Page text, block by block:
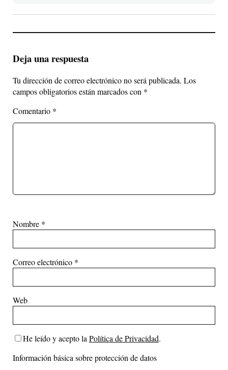
Deja una respuesta
Tu dirección de correo electrónico no será publicada. Los
campos obligatorios están marcados con *
Comentario *
Nombre *
Correo electrónico *
Web
He leído y acepto la Política de Privacidad.
Información básica sobre protección de datos